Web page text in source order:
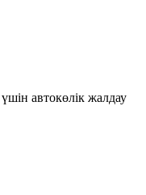
автокөлік жалдау